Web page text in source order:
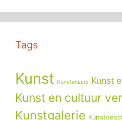
Tags
Kunst Kunstenaars Kunst
Kunst en cultuur
Kunstgalerie